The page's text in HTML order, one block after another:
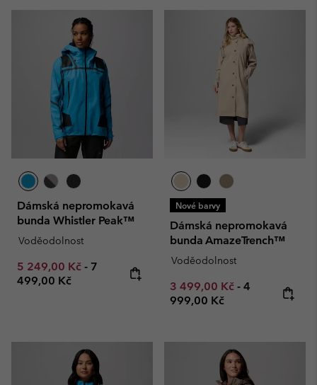
Dámská nepromokavá
bunda Whistler Peak™
Voděodolnost
Minimum sale price:
5 249,00 Kč - Maximum price:
7
499,00 Kč
Nové barvy
Dámská nepromokavá
bunda AmazeTrench™
Voděodolnost
Minimum sale price:
3 499,00 Kč - Maximum
4
999,00 Kč